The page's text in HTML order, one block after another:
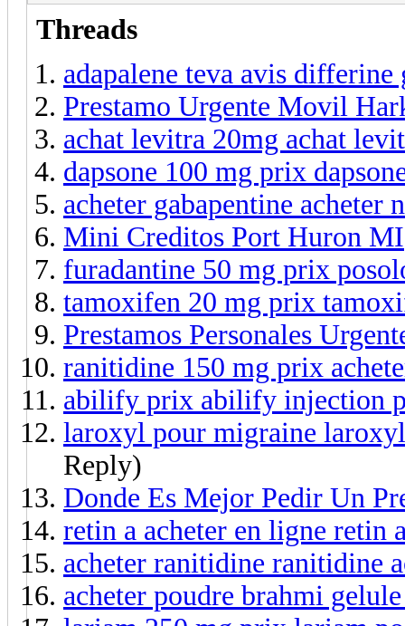
Threads
adapalene teva avis
Prestamo Urgente Movil
achat levitra 20mg achat
dapsone 100 mg prix
acheter gabapentine acheter
Mini Creditos Port Huron MI
furadantine 50 mg prix
tamoxifen 20 mg prix
Prestamos Personales
ranitidine 150 mg prix
abilify prix abilify injection
laroxyl pour migraine
Reply)
Donde Es Mejor Pedir Un
retin a acheter en ligne retin
acheter ranitidine ranitidine
acheter poudre brahmi